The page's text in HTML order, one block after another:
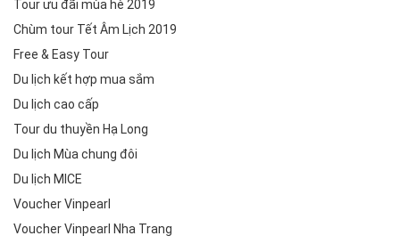
Tour ưu đãi mùa hè 2019
Chùm tour Tết Âm Lịch 2019
Free & Easy Tour
Du lịch kết hợp mua sắm
Du lịch cao cấp
Tour du thuyền Hạ Long
Du lịch Mùa chung đôi
Du lịch MICE
Voucher Vinpearl
Voucher Vinpearl Nha Trang